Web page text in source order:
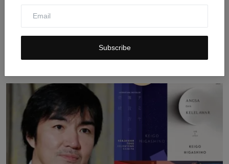
Subscribe
Profil Vernon SEVENTEEN: Idol Blasteran yang Akan